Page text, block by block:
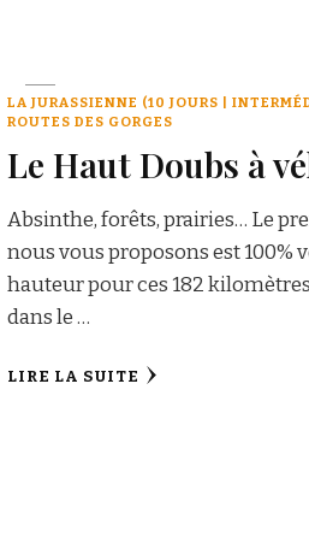
LA JURASSIENNE (10 JOURS |
ROUTES DES GORGES
Le Haut Doubs à
Absinthe, forêts, prairies… Le
nous vous proposons est 100%
hauteur pour ces 182
dans le …
LIRE LA SUITE